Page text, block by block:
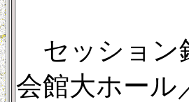
セッション
会館大ホール